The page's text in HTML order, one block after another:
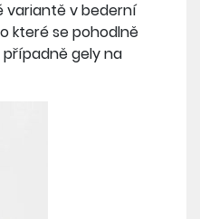
variantě v bederní
které se pohodlně
gely na